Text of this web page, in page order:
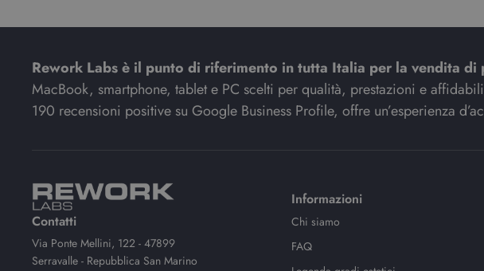
Rework Labs è il punto di riferimento in tutta Italia per la vendita
MacBook, smartphone, tablet e PC scelti per qualità, prestazioni e
190 recensioni positive su Google Business Profile, offre un’esperienza
Contatti
Via Ponte Mellini, 122 - 47899
Serravalle - Repubblica San Marino
Informazioni
Chi siamo
FAQ